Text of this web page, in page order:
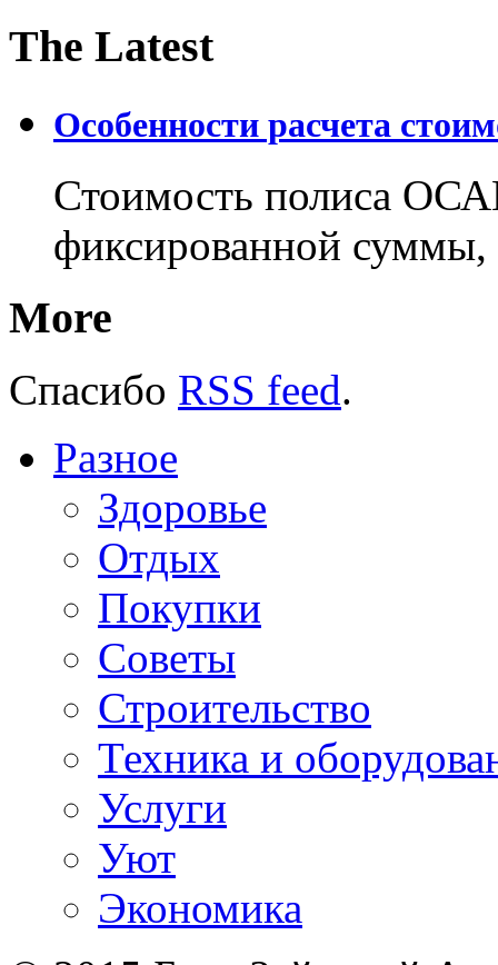
The Latest
Особенности расчета
Стоимость полиса
фиксированной
More
Спасибо RSS feed.
Разное
Здоровье
Отдых
Покупки
Советы
Строительство
Техника и
Услуги
Уют
Экономика